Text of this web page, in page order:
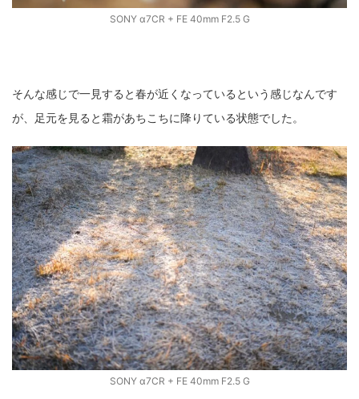
SONY α7CR + FE 40mm F2.5 G
そんな感じで一見すると春が近くなっているという感じなんです
が、足元を見ると霜があちこちに降りている状態でした。
SONY α7CR + FE 40mm F2.5 G